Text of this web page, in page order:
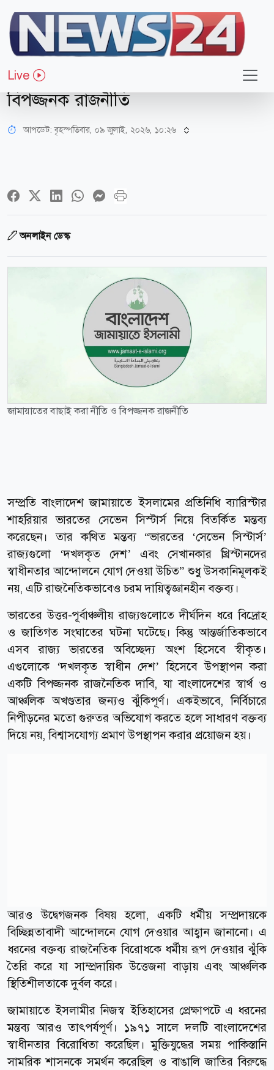
Live
মত-ভিন্নমত
অভিমত
জামায়াতের বাছাই করা নীতি ও
বিপজ্জনক রাজনীতি
আপডেট: বৃহস্পতিবার, ০৯ জুলাই, ২০২৬, ১০:২৬
অনলাইন ডেস্ক
জামায়াতের বাছাই করা নীতি ও বিপজ্জনক রাজনীতি
সম্প্রতি বাংলাদেশ জামায়াতে ইসলামের প্রতিনিধি ব্যারিস্টার
শাহরিয়ার ভারতের সেভেন সিস্টার্স নিয়ে বিতর্কিত মন্তব্য
করেছেন। তার কথিত মন্তব্য “ভারতের ‘সেভেন সিস্টার্স’
রাজ্যগুলো ‘দখলকৃত দেশ’ এবং সেখানকার খ্রিস্টানদের
স্বাধীনতার আন্দোলনে যোগ দেওয়া উচিত” শুধু উসকানিমূলকই
নয়, এটি রাজনৈতিকভাবেও চরম দায়িত্বজ্ঞানহীন বক্তব্য।
ভারতের উত্তর-পূর্বাঞ্চলীয় রাজ্যগুলোতে দীর্ঘদিন ধরে বিদ্রোহ
ও জাতিগত সংঘাতের ঘটনা ঘটেছে। কিন্তু আন্তর্জাতিকভাবে
এসব রাজ্য ভারতের অবিচ্ছেদ্য অংশ হিসেবে স্বীকৃত।
এগুলোকে ‘দখলকৃত স্বাধীন দেশ’ হিসেবে উপস্থাপন করা
একটি বিপজ্জনক রাজনৈতিক দাবি, যা বাংলাদেশের স্বার্থ ও
আঞ্চলিক অখণ্ডতার জন্যও ঝুঁকিপূর্ণ। একইভাবে, নির্বিচারে
নিপীড়নের মতো গুরুতর অভিযোগ করতে হলে সাধারণ বক্তব্য
দিয়ে নয়, বিশ্বাসযোগ্য প্রমাণ উপস্থাপন করার প্রয়োজন হয়।
আরও উদ্বেগজনক বিষয় হলো, একটি ধর্মীয় সম্প্রদায়কে
বিচ্ছিন্নতাবাদী আন্দোলনে যোগ দেওয়ার আহ্বান জানানো। এ
ধরনের বক্তব্য রাজনৈতিক বিরোধকে ধর্মীয় রূপ দেওয়ার ঝুঁকি
তৈরি করে যা সাম্প্রদায়িক উত্তেজনা বাড়ায় এবং আঞ্চলিক
স্থিতিশীলতাকে দুর্বল করে।
জামায়াতে ইসলামীর নিজস্ব ইতিহাসের প্রেক্ষাপটে এ ধরনের
মন্তব্য আরও তাৎপর্যপূর্ণ। ১৯৭১ সালে দলটি বাংলাদেশের
স্বাধীনতার বিরোধিতা করেছিল। মুক্তিযুদ্ধের সময় পাকিস্তানি
সামরিক শাসনকে সমর্থন করেছিল ও বাঙালি জাতির বিরুদ্ধে